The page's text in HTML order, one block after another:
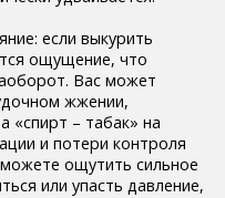
если выкурить
ощущение, что
Вас может
жжении,
«спирт – табак» на
и потери контроля
ощутить сильное
или упасть давление,